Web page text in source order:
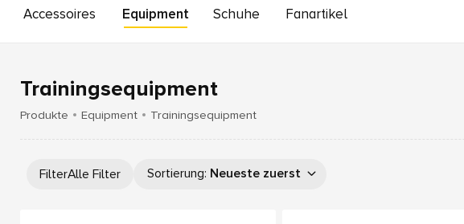
Accessoires Equipment Schuhe Fanartikel
Trainingsequipment
Produkte Equipment Trainingsequipment
FilterAlle Filter Sortierung: Neueste zuerst